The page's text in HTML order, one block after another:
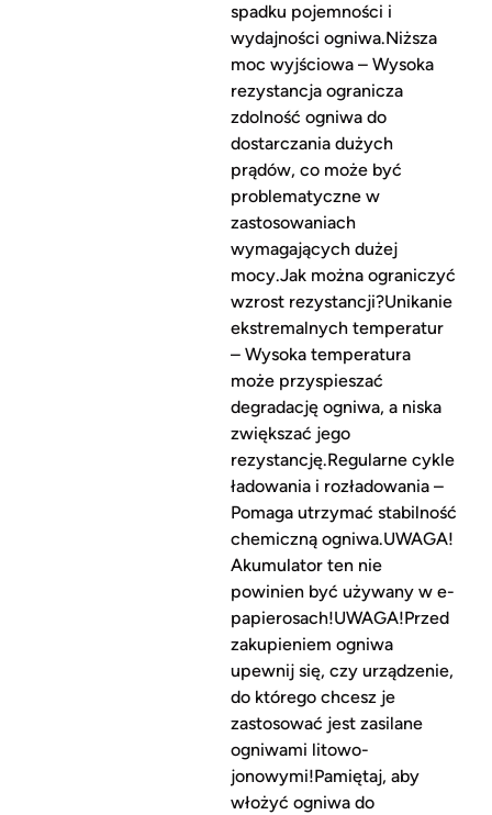
spadku pojemności i
wydajności ogniwa.Niższa
moc wyjściowa – Wysoka
rezystancja ogranicza
zdolność ogniwa do
dostarczania dużych
prądów, co może być
problematyczne w
zastosowaniach
wymagających dużej
mocy.Jak można ograniczyć
wzrost rezystancji?Unikanie
ekstremalnych temperatur
– Wysoka temperatura
może przyspieszać
degradację ogniwa, a niska
zwiększać jego
rezystancję.Regularne cykle
ładowania i rozładowania –
Pomaga utrzymać stabilność
chemiczną ogniwa.UWAGA!
Akumulator ten nie
powinien być używany w e-
papierosach!UWAGA!Przed
zakupieniem ogniwa
upewnij się, czy urządzenie,
do którego chcesz je
zastosować jest zasilane
ogniwami litowo-
jonowymi!Pamiętaj, aby
włożyć ogniwa do